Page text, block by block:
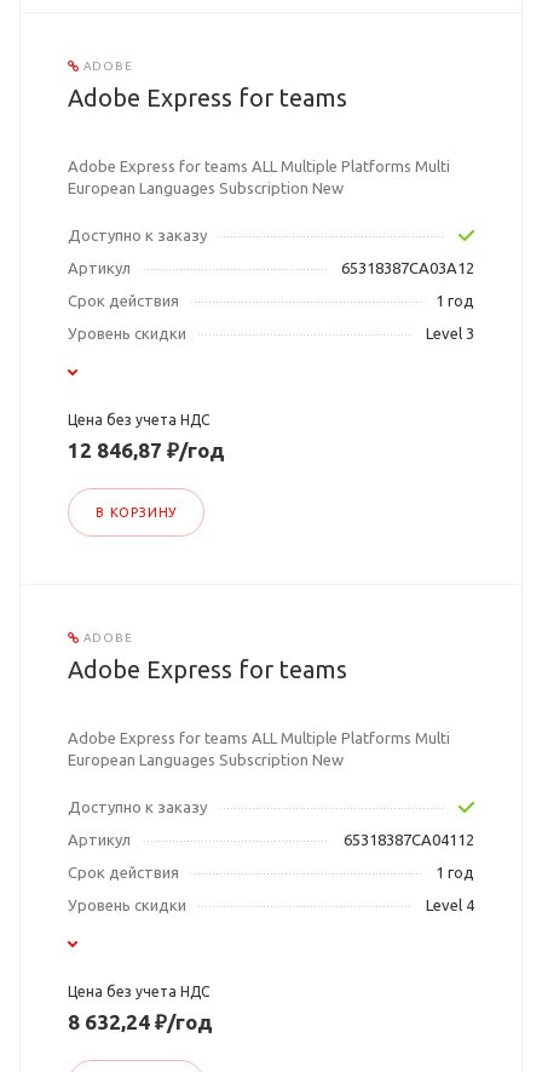
ADOBE
Adobe Express for teams
Adobe Express for teams ALL Multiple Platforms Multi
European Languages Subscription New
Доступно к заказу
Артикул
65318387CA03A12
Срок действия
1 год
Уровень скидки
Level 3
Цена без учета НДС
12 846,87 ₽/год
В КОРЗИНУ
ADOBE
Adobe Express for teams
Adobe Express for teams ALL Multiple Platforms Multi
European Languages Subscription New
Доступно к заказу
Артикул
65318387CA04112
Срок действия
1 год
Уровень скидки
Level 4
Цена без учета НДС
8 632,24 ₽/год